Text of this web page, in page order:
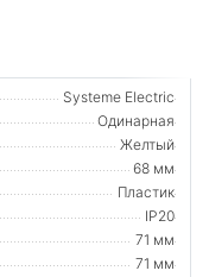
Systeme Electric
Одинарная
Желтый
68 мм
Пластик
IP20
71 мм
71 мм